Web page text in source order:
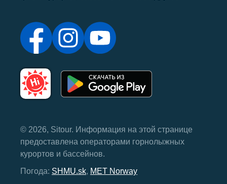
© 2026, Sitour. Информация на этой странице
предоставлена ​​операторами горнолыжных
курортов и бассейнов.
Погода: SHMU.sk, MET Norway